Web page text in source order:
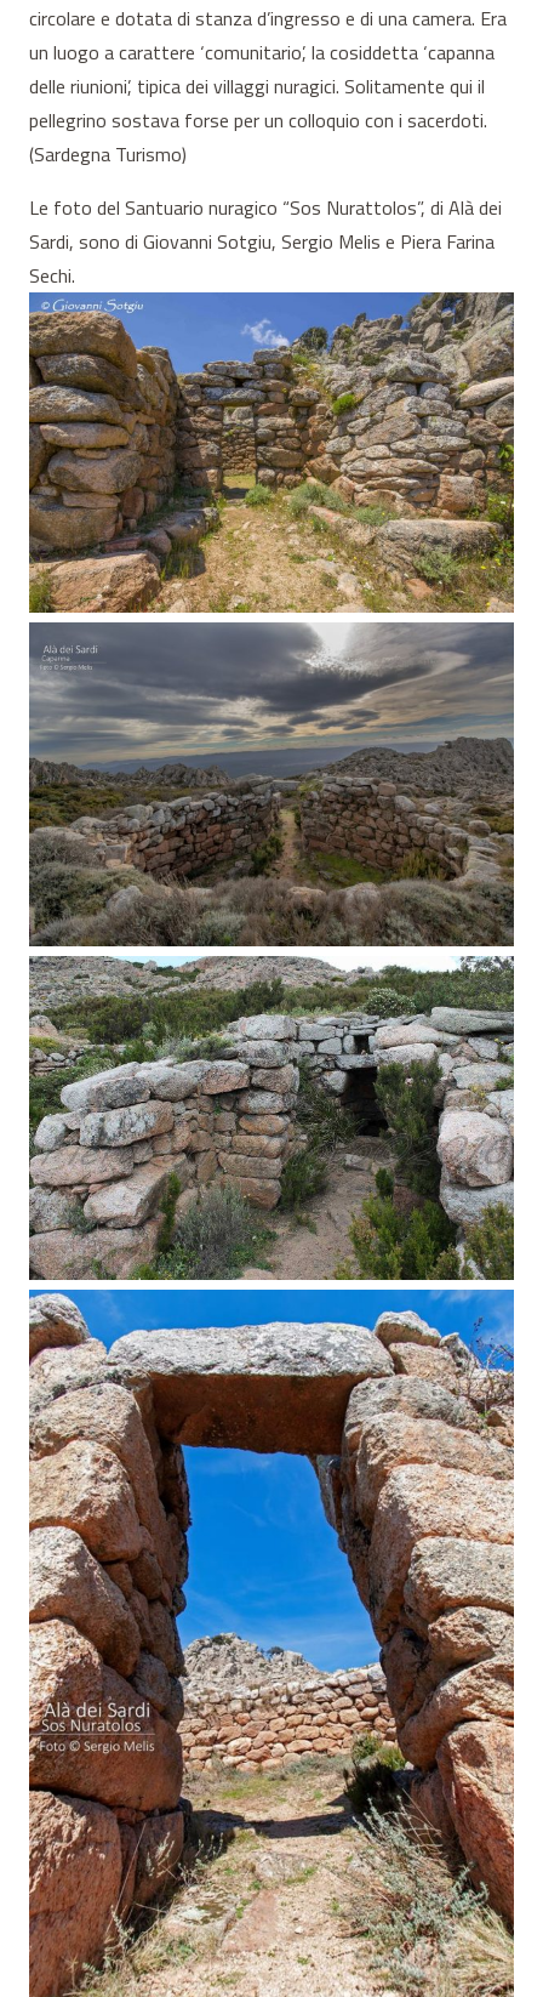
circolare e dotata di stanza d’ingresso e di una camera. Era
un luogo a carattere ‘comunitario’, la cosiddetta ‘capanna
delle riunioni’, tipica dei villaggi nuragici. Solitamente qui il
pellegrino sostava forse per un colloquio con i sacerdoti.
(Sardegna Turismo)
Le foto del Santuario nuragico “Sos Nurattolos”, di Alà dei
Sardi, sono di Giovanni Sotgiu, Sergio Melis e Piera Farina
Sechi.